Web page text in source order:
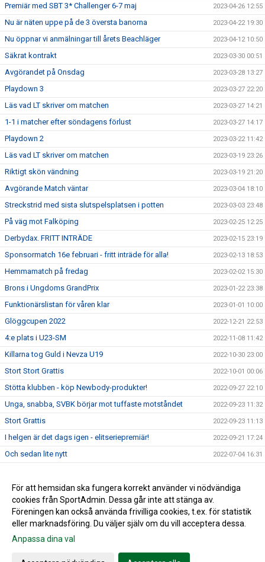
Premiär med SBT 3* Challenger 6-7 maj 2023-04-26 12:55
Nu är näten uppe på de 3 översta banorna 2023-04-22 19:30
Nu öppnar vi anmälningar till årets Beachläger 2023-04-12 10:50
Säkrat kontrakt 2023-03-30 00:51
Avgörandet på Onsdag 2023-03-28 13:27
Playdown 3 2023-03-27 22:20
Läs vad LT skriver om matchen 2023-03-27 14:21
1-1 i matcher efter söndagens förlust 2023-03-27 14:17
Playdown 2 2023-03-22 11:42
Läs vad LT skriver om matchen 2023-03-19 23:26
Riktigt skön vändning 2023-03-19 21:20
Avgörande Match väntar 2023-03-04 18:10
Streckstrid med sista slutspelsplatsen i potten 2023-03-03 23:48
På väg mot Falköping 2023-02-25 12:25
Derbydax. FRITT INTRÄDE 2023-02-15 23:19
Sponsormatch 16e februari - fritt inträde för alla! 2023-02-13 18:53
Hemmamatch på fredag 2023-02-02 15:30
Brons i Ungdoms GrandPrix 2023-01-22 23:38
Funktionärslistan för våren klar 2023-01-01 10:00
Glöggcupen 2022 2022-12-21 22:53
4:e plats i U23-SM 2022-11-08 11:42
Killarna tog Guld i Nevza U19 2022-10-30 23:00
Stort Stort Grattis 2022-10-01 00:06
Stötta klubben - köp Newbody-produkter! 2022-09-27 22:10
Unga, snabba, SVBK börjar mot tuffaste motståndet 2022-09-23 11:32
Stort Grattis 2022-09-23 11:13
I helgen är det dags igen - elitseriepremiär! 2022-09-21 17:24
Och sedan lite nytt 2022-07-04 16:31
Superkul 2022-06-27 16:34
Välkommen till Södertelge VBK! 2022-05-01 16:29
Gå till Webbversion
För att hemsidan ska fungera korrekt använder vi nödvändiga
cookies från SportAdmin. Dessa går inte att stänga av.
Föreningen kan också använda frivilliga cookies, t.ex. för statistik
eller marknadsföring. Du väljer själv om du vill acceptera dessa.
Anpassa dina val